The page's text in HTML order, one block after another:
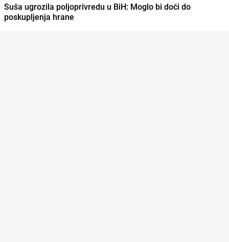
Suša ugrozila poljoprivredu u BiH: Moglo bi doći do
poskupljenja hrane